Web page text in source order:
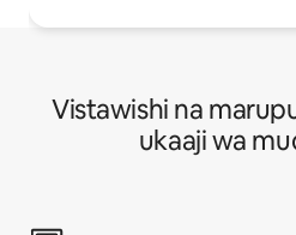
Vistawishi na
ukaaji wa